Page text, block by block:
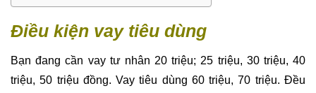
Điều kiện vay tiêu dùng
Bạn đang cần vay tư nhân 20 triệu; 25 triệu, 30 triệu, 40
triệu, 50 triệu đồng. Vay tiêu dùng 60 triệu, 70 triệu. Đều